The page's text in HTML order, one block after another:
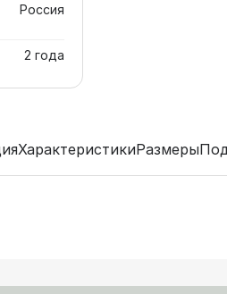
Россия
2 года
ХарактеристикиРазмеры